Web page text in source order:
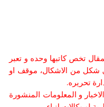
تخص كاتبها وحده و تعبر
شكل من الاشكال، موقف او
تحريره.
و المعلومات المنشورة